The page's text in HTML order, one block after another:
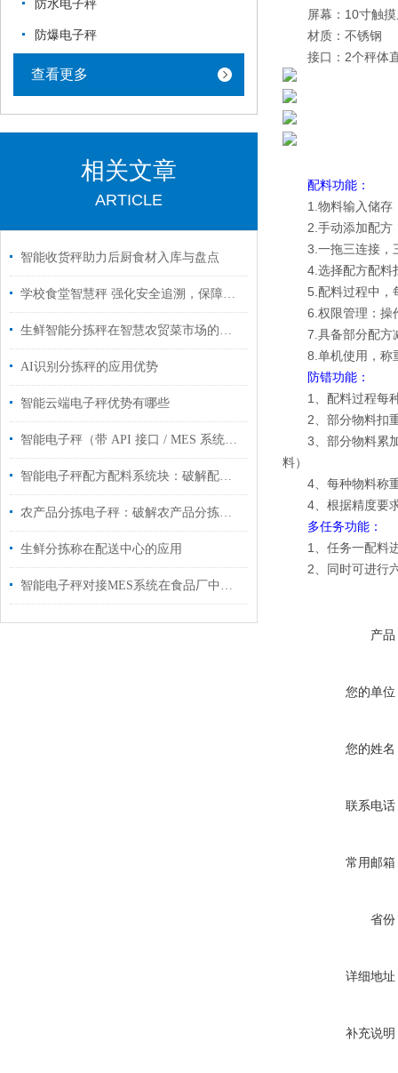
防水电子秤
防爆电子秤
查看更多
相关文章
ARTICLE
智能收货秤助力后厨食材入库与盘点
学校食堂智慧秤 强化安全追溯，保障饮食安全
生鲜智能分拣秤在智慧农贸菜市场的应用
AI识别分拣秤的应用优势
智能云端电子秤优势有哪些
智能电子秤（带 API 接口 / MES 系统对接）工业管控智能化升级
智能电子秤配方配料系统块：破解配方配料痛点，筑牢生产精准防线
农产品分拣电子秤：破解农产品分拣难题
生鲜分拣称在配送中心的应用
智能电子秤对接MES系统在食品厂中的应用
屏幕：10寸触
材质：不锈钢
接口：2个秤体
配料功能：
1.物料输入储存
2.手动添加配方
3.一拖三连接，
4.选择配方配料
5.配料过程中，
6.权限管理：操
7.具备部分配方
8.单机使用，称
防错功能：
1、配料过程每
2、部分物料扣
3、部分物料累
料）
4、每种物料称
4、根据精度要
多任务功能：
1、任务一配料
2、同时可进行
产品
您的单位
您的姓名
联系电话
常用邮箱
省份
详细地址
补充说明